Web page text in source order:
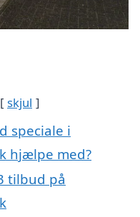
skjul
speciale i
hjælpe med?
tilbud på